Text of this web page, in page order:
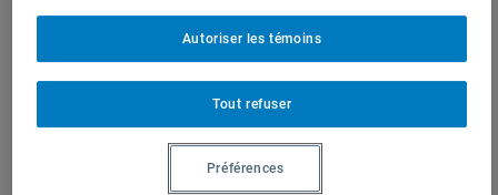
ethnicité et
citoyenneté
(CRIEC)
Sur le même sujet
Tout refuser
Autoriser les témoins
Préférences